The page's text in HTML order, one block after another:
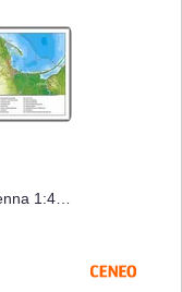
Wybrzeże Bałtyku. Mapa Ścienna 1:400 000